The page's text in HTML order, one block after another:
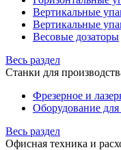
Вертикальные
Вертикальные
Весовые дозаторы
Весь раздел
Станки для
Фрезерное и
Оборудование для
Весь раздел
Офисная техника и